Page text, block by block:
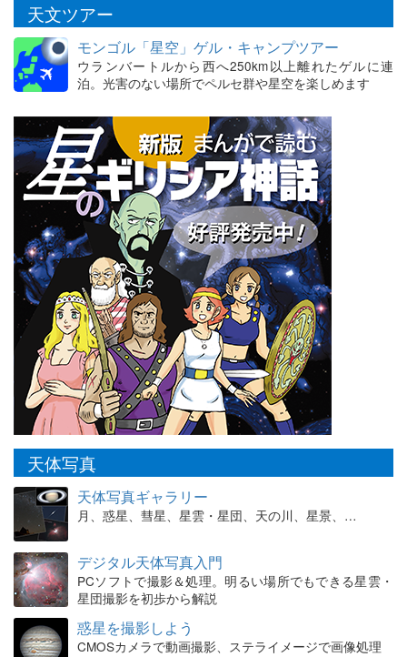
天文ツアー
モンゴル「星空」ゲル・キャンプツアー
ウランバートルから西へ250km以上離れたゲルに連
泊。光害のない場所でペルセ群や星空を楽しめます
天体写真
天体写真ギャラリー
月、惑星、彗星、星雲・星団、天の川、星景、…
デジタル天体写真入門
PCソフトで撮影＆処理。明るい場所でもできる星雲・
星団撮影を初歩から解説
惑星を撮影しよう
CMOSカメラで動画撮影、ステライメージで画像処理